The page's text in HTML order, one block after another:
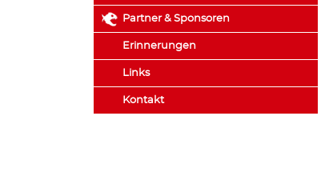
Partner & Sponsoren
Erinnerungen
Links
Kontakt